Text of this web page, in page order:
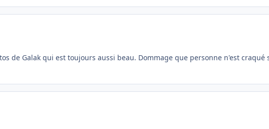
de Galak qui est toujours aussi beau. Dommage que personne n'est craqué